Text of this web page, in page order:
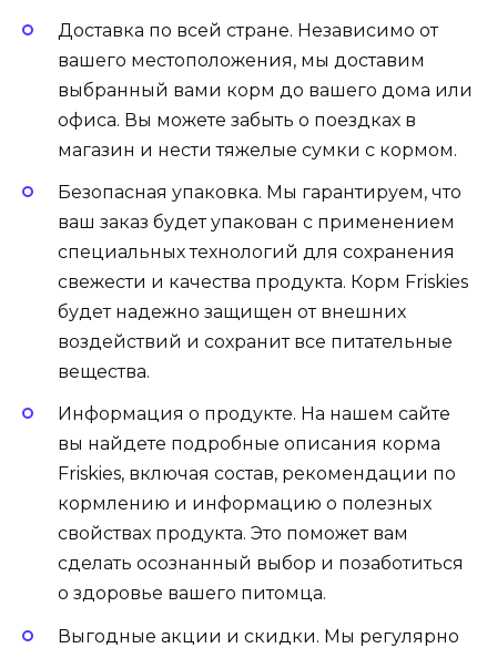
Доставка по всей стране. Независимо от
вашего местоположения, мы доставим
выбранный вами корм до вашего дома или
офиса. Вы можете забыть о поездках в
магазин и нести тяжелые сумки с кормом.
Безопасная упаковка. Мы гарантируем, что
ваш заказ будет упакован с применением
специальных технологий для сохранения
свежести и качества продукта. Корм Friskies
будет надежно защищен от внешних
воздействий и сохранит все питательные
вещества.
Информация о продукте. На нашем сайте
вы найдете подробные описания корма
Friskies, включая состав, рекомендации по
кормлению и информацию о полезных
свойствах продукта. Это поможет вам
сделать осознанный выбор и позаботиться
о здоровье вашего питомца.
Выгодные акции и скидки. Мы регулярно